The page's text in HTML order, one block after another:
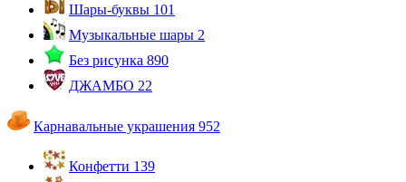
Шары-буквы 101
Музыкальные шары 2
Без рисунка 890
ДЖАМБО 22
Карнавальные украшения 952
Конфетти 139